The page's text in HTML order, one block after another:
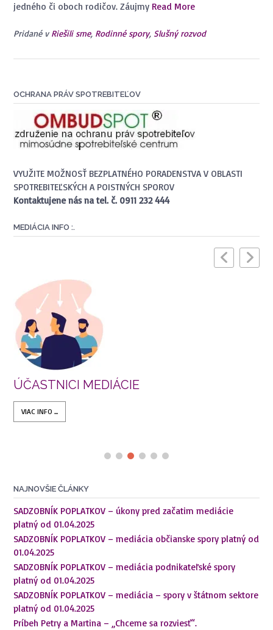
jedného či oboch rodičov. Záujmy Read More
Pridané v Riešili sme, Rodinné spory, Slušný rozvod
OCHRANA PRÁV SPOTREBITEĽOV
VYUŽITE MOŽNOSŤ BEZPLATNÉHO PORADENSTVA V OBLASTI
SPOTREBITEĽSKÝCH A POISTNÝCH SPOROV
Kontaktujene nás na tel. č. 0911 232 444
MEDIÁCIA INFO :.
ÚČASTNICI MEDIÁCIE
VIAC INFO ...
NAJNOVŠIE ČLÁNKY
SADZOBNÍK POPLATKOV – úkony pred začatim mediácie
platný od 01.04.2025
SADZOBNÍK POPLATKOV – mediácia občianske spory platný od
01.04.2025
SADZOBNÍK POPLATKOV – mediácia podnikateľské spory
platný od 01.04.2025
SADZOBNÍK POPLATKOV – mediácia – spory v štátnom sektore
platný od 01.04.2025
Príbeh Petry a Martina – „Chceme sa rozviesť“.